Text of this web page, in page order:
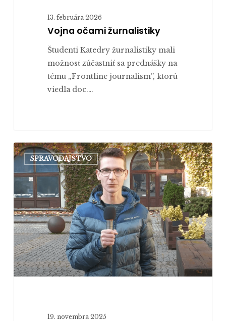
13. februára 2026
Vojna očami žurnalistiky
Študenti Katedry žurnalistiky mali
možnosť zúčastniť sa prednášky na
tému „Frontline journalism”, ktorú
viedla doc.…
Majú
dnes
mladí
priestor
na
ovplyvnenie
vecí?
SPRAVODAJSTVO
19. novembra 2025